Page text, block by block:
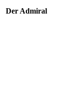
Der Admiral